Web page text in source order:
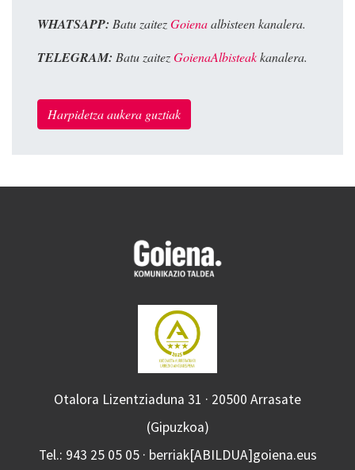
WHATSAPP: Batu zaitezGoienaalbisteen kanalera.
TELEGRAM: Batu zaitezGoienaAlbisteakkanalera.
Harpidetza aukera guztiak
Otalora Lizentziaduna 31 · 20500 Arrasate
(Gipuzkoa)
Tel.: 943 25 05 05 · berriak[ABILDUA]goiena.eus